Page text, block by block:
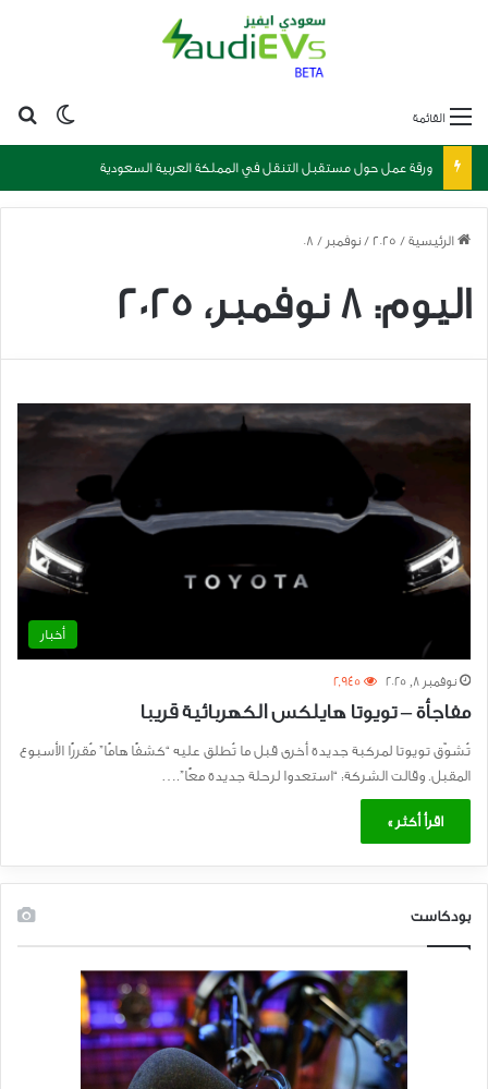
الوضع القائمة
ورقة عمل حول مستقبل التنقل في المملكة العربية السعودية
الرئيسية /
2025
/ نوفمبر /
08
اليوم: 8 نوفمبر، 2025
أخبار
نوفمبر 8, 2025 2٬945
مفاجأة – تويوتا هايلكس الكهربائية قريبا
تُشوّق تويوتا لمركبة جديدة أخرى قبل ما تُطلق عليه “كشفًا هامًا” مُقررًا الأسبوع
المقبل. وقالت الشركة: “استعدوا لرحلة جديدة معًا”.…
اقرأ أكثر »
بودكاست